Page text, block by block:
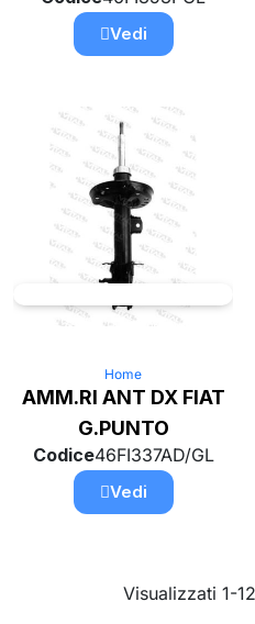
Vedi
Home
AMM.RI ANT DX FIAT
G.PUNTO
Codice46FI337AD/GL
Vedi
Visualizzati 1-